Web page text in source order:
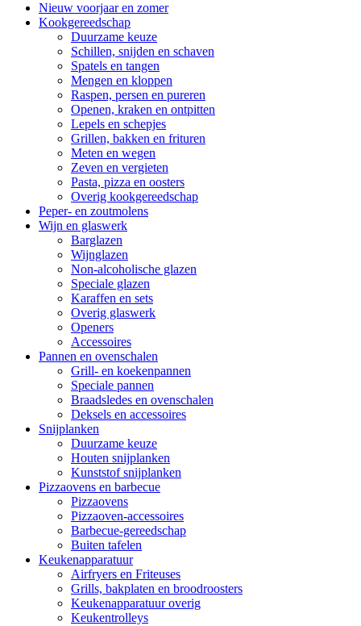
Nieuw voorjaar en zomer
Kookgereedschap
Duurzame keuze
Schillen, snijden en schaven
Spatels en tangen
Mengen en kloppen
Raspen, persen en pureren
Openen, kraken en ontpitten
Lepels en schepjes
Grillen, bakken en frituren
Meten en wegen
Zeven en vergieten
Pasta, pizza en oosters
Overig kookgereedschap
Peper- en zoutmolens
Wijn en glaswerk
Barglazen
Wijnglazen
Non-alcoholische glazen
Speciale glazen
Karaffen en sets
Overig glaswerk
Openers
Accessoires
Pannen en ovenschalen
Grill- en koekenpannen
Speciale pannen
Braadsledes en ovenschalen
Deksels en accessoires
Snijplanken
Duurzame keuze
Houten snijplanken
Kunststof snijplanken
Pizzaovens en barbecue
Pizzaovens
Pizzaoven-accessoires
Barbecue-gereedschap
Buiten tafelen
Keukenapparatuur
Airfryers en Friteuses
Grills, bakplaten en broodroosters
Keukenapparatuur overig
Keukentrolleys